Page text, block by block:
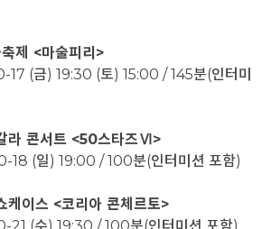
제 <마술피리>
17 (금) 19:30 (토) 15:00 / 145분(인터미
라 콘서트 <50스타즈Ⅵ>
18 (일) 19:00 / 100분(인터미션 포함)
이스 <코리아 콘체르토>